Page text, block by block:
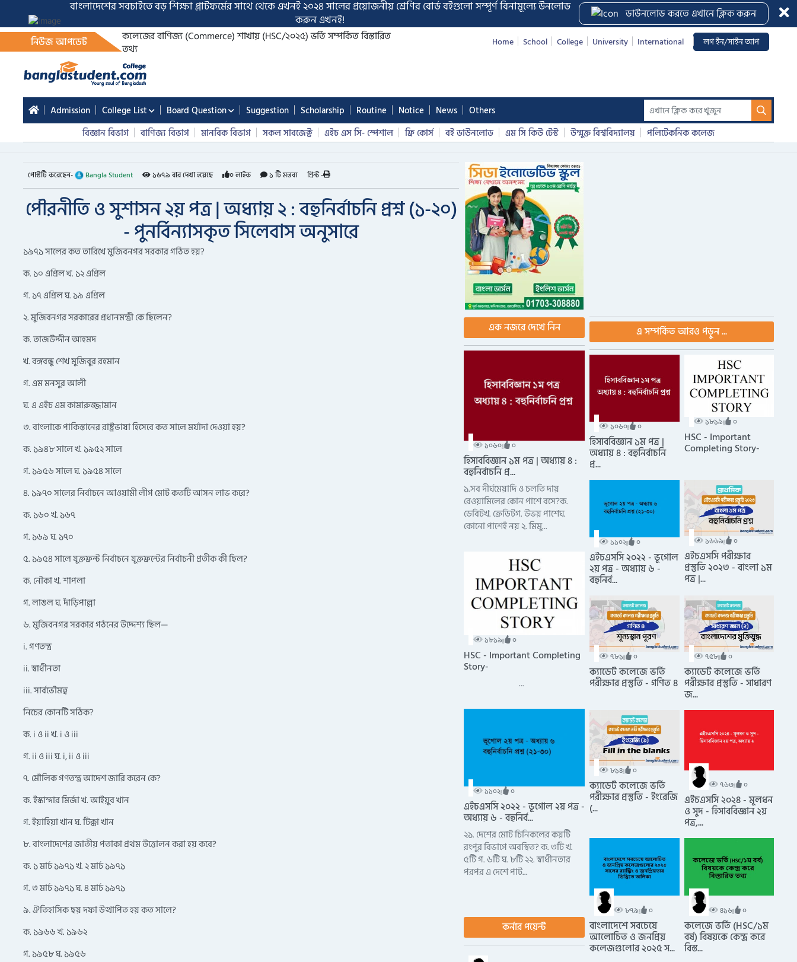
বাংলাদেশের সবচাইতে বড় শিক্ষা প্লাটফর্মের সাথে থেকে এখনই ২০২৪ সালের প্রয়োজনীয় শ্রেণির বোর্ড বইগুলো সম্পূর্ণ বিনামূল্যে উনলোড
করুন এখনই!
ডাউনলোড করতে এখানে ক্লিক করুন
নিউজ আপডেট
কলেজের বাণিজ্য (Commerce) শাখায় (HSC/২০২৫) ভর্তি সম্পর্কিত বিস্তারিত
তথ্য
Home School College University International লগ ইন/সাইন আপ
Admission College List Board Question Suggestion Scholarship Routine Notice News
Others
বিজ্ঞান বিভাগ
বাণিজ্য বিভাগ মানবিক বিভাগ সকল সাবজেক্ট এইচ এস সি- স্পেশাল ফ্রি কোর্স বই ডাউনলোড এম সি কিউ টেস্ট উম্মুক্ত বিশ্ববিদ্যালয় পলিটেকনিক কলেজ
পোস্টটি করেছেন- Bangla Student ১৬৭৯ বার দেখা হয়েছে ০ লাইক ১ টি মন্তব্য প্রিন্ট -
পৌরনীতি ও সুশাসন ২য় পত্র | অধ্যায় ২ : বহুনির্বাচনি প্রশ্ন (১-২০)
- পুনর্বিন্যাসকৃত সিলেবাস অনুসারে
১৯৭১ সালের কত তারিখে মুজিবনগর সরকার গঠিত হয়?
ক. ১০ এপ্রিল খ. ১২ এপ্রিল
গ. ১৭ এপ্রিল ঘ. ১৯ এপ্রিল
২. মুজিবনগর সরকারের প্রধানমন্ত্রী কে ছিলেন?
ক. তাজউদ্দীন আহমদ
খ. বঙ্গবন্ধু শেখ মুজিবুর রহমান
গ. এম মনসুর আলী
ঘ. এ এইচ এম কামারুজ্জামান
৩. বাংলাকে পাকিস্তানের রাষ্ট্রভাষা হিসেবে কত সালে মর্যাদা দেওয়া হয়?
ক. ১৯৪৮ সালে খ. ১৯৫২ সালে
গ. ১৯৫৬ সালে ঘ. ১৯৫৪ সালে
৪. ১৯৭০ সালের নির্বাচনে আওয়ামী লীগ মোট কতটি আসন লাভ করে?
ক. ১৬০ খ. ১৬৭
গ. ১৬৯ ঘ. ১৭০
৫. ১৯৫৪ সালে যুক্তফ্রন্ট নির্বাচনে যুক্তফ্রন্টের নির্বাচনী প্রতীক কী ছিল?
ক. নৌকা খ. শাপলা
গ. লাঙল ঘ. দাঁড়িপাল্লা
৬. মুজিবনগর সরকার গঠনের উদ্দেশ্য ছিল—
i. গণতন্ত্র
ii. স্বাধীনতা
iii. সার্বভৌমত্ব
নিচের কোনটি সঠিক?
ক. i ও ii খ. i ও iii
গ. ii ও iii ঘ. i, ii ও iii
৭. মৌলিক গণতন্ত্র আদেশ জারি করেন কে?
ক. ইস্কান্দার মির্জা খ. আইয়ুব খান
গ. ইয়াহিয়া খান ঘ. টিক্কা খান
৮. বাংলাদেশের জাতীয় পতাকা প্রথম উত্তোলন করা হয় কবে?
ক. ১ মার্চ ১৯৭১ খ. ২ মার্চ ১৯৭১
গ. ৩ মার্চ ১৯৭১ ঘ. ৪ মার্চ ১৯৭১
৯. ঐতিহাসিক ছয় দফা উত্থাপিত হয় কত সালে?
ক. ১৯৬৬ খ. ১৯৬২
গ. ১৯৫৮ ঘ. ১৯৫৬
এক নজরে দেখে নিন
১০৬০ ০
হিসাববিজ্ঞান ১ম পত্র | অধ্যায় ৪ :
বহুনির্বাচনি প্র...
১.সব দীর্ঘমেয়াদি ও চলতি দায়
রেওয়ামিলের কোন পাশে বসে?ক.
ডেবিটখ. ক্রেডিটগ. উভয় পাশেঘ.
কোনো পাশেই নয় ২. মিমু...
১৮১৯ ০
HSC - Important Completing
Story-
...
১১০২ ০
এইচএসসি ২০২২ - ভূগোল ২য় পত্র -
অধ্যায় ৬ - বহুনির্ব...
২১. দেশের মোট চিনিকলের কয়টি
রংপুর বিভাগে অবস্থিত? ক. ৩টি খ.
৫টি গ. ৬টি ঘ. ৮টি ২২. স্বাধীনতার
পরপর এ দেশে পাট...
কর্নার পয়েন্ট
এ সম্পর্কিত আরও পড়ুন ...
১০৬০ ০
হিসাববিজ্ঞান ১ম পত্র |
অধ্যায় ৪ : বহুনির্বাচনি
প্র...
১৮১৯ ০
HSC - Important
Completing Story-
১১০২ ০
এইচএসসি ২০২২ - ভূগোল
২য় পত্র - অধ্যায় ৬ -
বহুনির্ব...
১৬৬৯ ০
এইচএসসি পরীক্ষার
প্রস্তুতি ২০২৩ - বাংলা ১ম
পত্র |...
৭৮১ ০
ক্যাডেট কলেজে ভর্তি
পরীক্ষার প্রস্তুতি - গণিত ৪
৭৫৮ ০
ক্যাডেট কলেজে ভর্তি
পরীক্ষার প্রস্তুতি - সাধারণ
জ...
৮১৪ ০
ক্যাডেট কলেজে ভর্তি
পরীক্ষার প্রস্তুতি - ইংরেজি
(...
৭৬৩ ০
এইচএসসি ২০২৪ - মূলধন
ও সুদ - হিসাববিজ্ঞান ২য়
পত্র,...
৮৭৯ ০
বাংলাদেশে সবচেয়ে
আলোচিত ও জনপ্রিয়
কলেজগুলোর ২০২৫ স...
৪১৬ ০
কলেজে ভর্তি (HSC/১ম
বর্ষ) বিষয়কে কেন্দ্র করে
বিস্ত...